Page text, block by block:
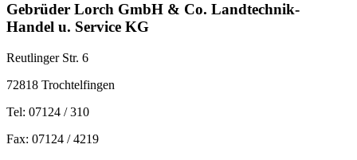
Gebrüder Lorch GmbH ­& Co. Landtechnik-
Handel u. Service KG
Reutlinger Str. 6
72818 Trochtelfingen
Tel: 07124 / 310
Fax: 07124 / 4219